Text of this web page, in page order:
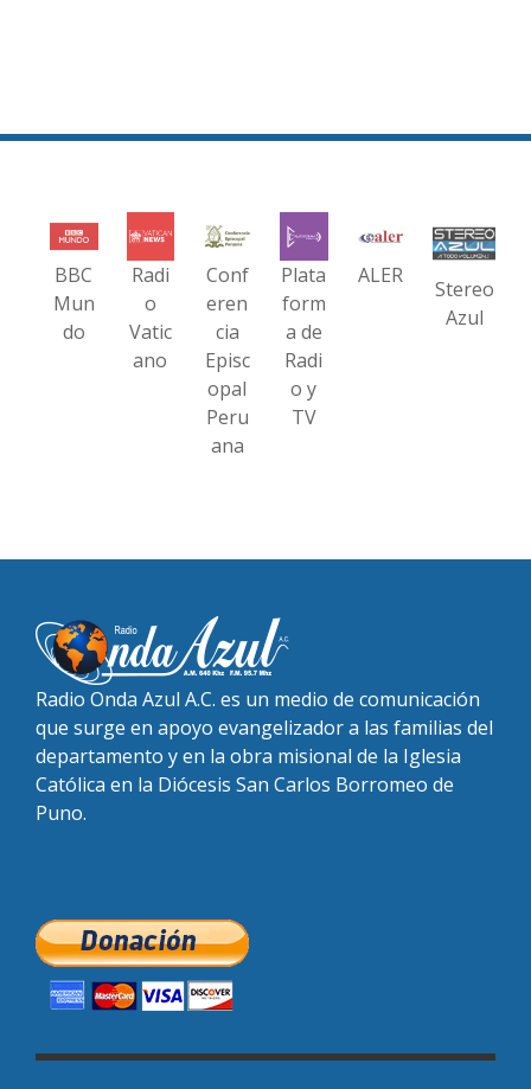
BBC
Mun
do
Radi
o
Vatic
ano
Conf
eren
cia
Episc
opal
Peru
ana
Plata
form
a de
Radi
o y
TV
ALER
Stereo
Azul
Radio Onda Azul A.C. es un medio de comunicación
que surge en apoyo evangelizador a las familias del
departamento y en la obra misional de la Iglesia
Católica en la Diócesis San Carlos Borromeo de
Puno.